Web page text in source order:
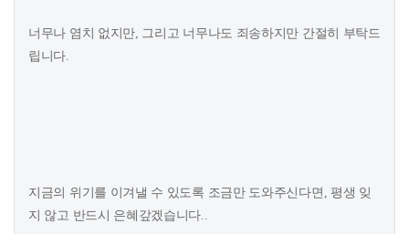
너무나 염치 없지만, 그리고 너무나도 죄송하지만 간절히 부탁드
립니다.
지금의 위기를 이겨낼 수 있도록 조금만 도와주신다면, 평생 잊
지 않고 반드시 은혜갚겠습니다..